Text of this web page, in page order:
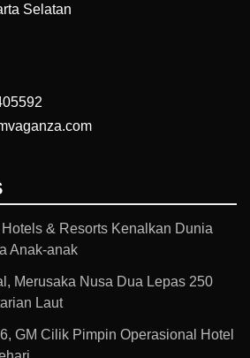
Selatan
& Resorts Kenalkan Dunia
Anak-anak
Merusaka Nusa Dua Lepas 250
Laut
GM Cilik Pimpin Operasional Hotel